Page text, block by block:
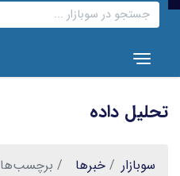
Toggle navigation
تحلیل داده
سوبازار خبر‌ها برچسب‌ها